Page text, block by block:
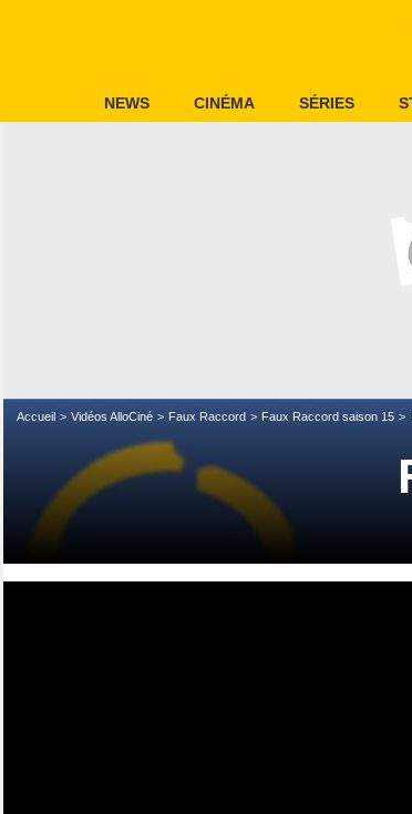
NEWS CINÉMA SÉRIES
Accueil Vidéos AlloCiné Faux Raccord Faux Raccord saison 15